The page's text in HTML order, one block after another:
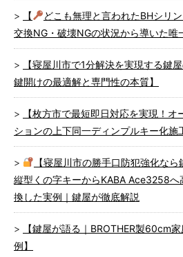
【
どこも無理と言われたBHシリ
交換NG・破壊NGの状況から導いた唯
【寝屋川市で1分解決を実現する鍵
鍵開けの最適解と専門性の本質】
【枚方市で最短即日対応を実現！オ
ションの上下同一ディンプルキー化施
【寝屋川市の勝手口防犯強化な
縦型くの字キーからKABA Ace3258へ
換した実例｜鍵屋が徹底解説
【鍵屋が語る｜BROTHER製60cm
例】